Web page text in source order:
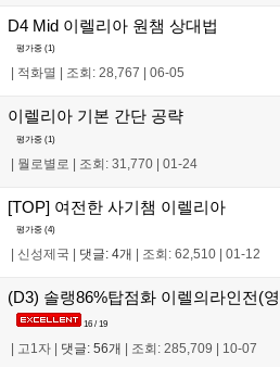
D4 Mid 이렐리아 원챔 상대법
평가중 (1)
적화멸 조회: 28,767 06-05
이렐리아 기본 간단 공략
평가중 (1)
| 뭘로별로 | 조회: 31,770 | 01-24
[TOP] 여전한 사기챔 이렐리아
평가중 (4)
신성제국 댓글: 4개 조회: 62,510 01-12
(D3) 솔랭86%탑점화 이렐의라인전(
16 / 19
고1자 댓글: 56개 조회: 285,709 10-07